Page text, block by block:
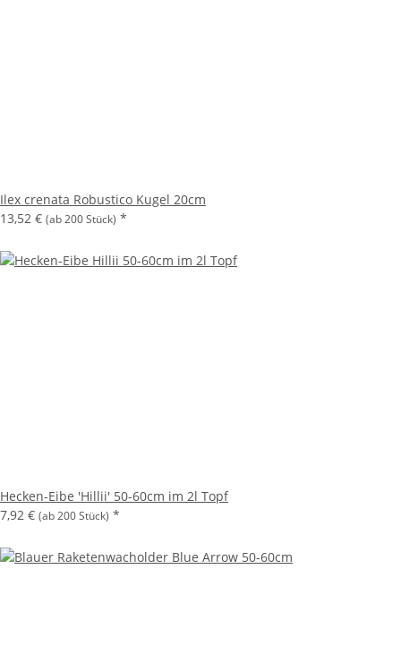
Ilex crenata Robustico Kugel 20cm
13,52 € (ab 200 Stück) *
Hecken-Eibe 'Hillii' 50-60cm im 2l Topf
7,92 € (ab 200 Stück) *